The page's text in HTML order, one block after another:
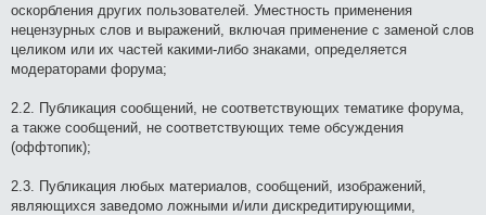
оскорбления других пользователей. Уместность применения
нецензурных слов и выражений, включая применение с заменой слов
целиком или их частей какими-либо знаками, определяется
модераторами форума;
2.2. Публикация сообщений, не соответствующих тематике форума,
а также сообщений, не соответствующих теме обсуждения
(оффтопик);
2.3. Публикация любых материалов, сообщений, изображений,
являющихся заведомо ложными и/или дискредитирующими,